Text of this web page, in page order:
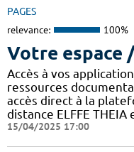
PAGES
relevance: 100%
Votre espace
Accès à vos
ressources
accès direct à la
distance ELFFE
15/04/2025 17:00